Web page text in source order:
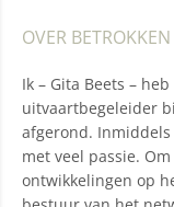
OVER
Ik – Gita Beets –
uitvaartbegeleider
afgerond.
met veel passie.
ontwikkelingen op